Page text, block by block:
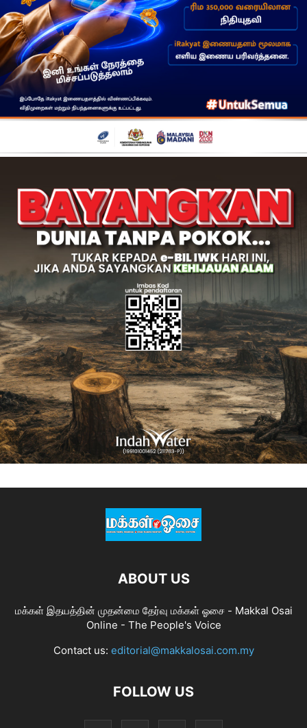
ABOUT US
மக்கள் இதயத்தின் முதன்மை தேர்வு மக்கள் ஓசை - Makkal Osai
Online - The People's Voice
Contact us: editorial@makkalosai.com.my
FOLLOW US